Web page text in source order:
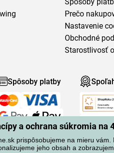
a ochrana súkromia na
prispôsobujeme na mieru
jeho obsah a
Prečo
Nastavenie
Obchodné
Starostlivosť
Spôsoby platby